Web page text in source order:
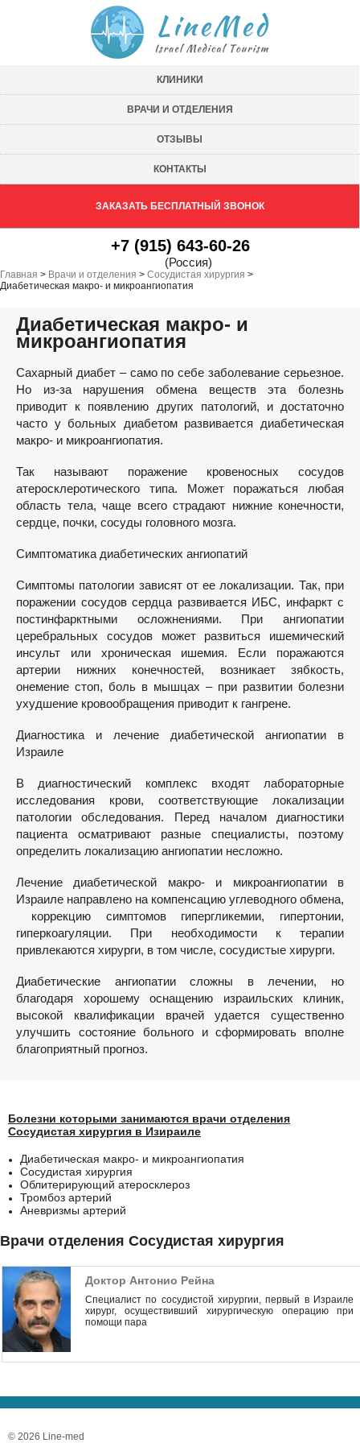
КЛИНИКИ
ВРАЧИ И ОТДЕЛЕНИЯ
ОТЗЫВЫ
КОНТАКТЫ
ЗАКАЗАТЬ БЕСПЛАТНЫЙ ЗВОНОК
+7 (915) 643-60-26
(Россия)
Главная > Врачи и отделения > Сосудистая хирургия >
Диабетическая макро- и микроангиопатия
Диабетическая макро- и
микроангиопатия
Сахарный диабет – само по себе заболевание серьезное.
Но из-за нарушения обмена веществ эта болезнь
приводит к появлению других патологий, и достаточно
часто у больных диабетом развивается диабетическая
макро- и микроангиопатия.
Так называют поражение кровеносных сосудов
атеросклеротического типа. Может поражаться любая
область тела, чаще всего страдают нижние конечности,
сердце, почки, сосуды головного мозга.
Симптоматика диабетических ангиопатий
Симптомы патологии зависят от ее локализации. Так, при
поражении сосудов сердца развивается ИБС, инфаркт с
постинфарктными осложнениями. При ангиопатии
церебральных сосудов может развиться ишемический
инсульт или хроническая ишемия. Если поражаются
артерии нижних конечностей, возникает зябкость,
онемение стоп, боль в мышцах – при развитии болезни
ухудшение кровообращения приводит к гангрене.
Диагностика и лечение диабетической ангиопатии в
Израиле
В диагностический комплекс входят лабораторные
исследования крови, соответствующие локализации
патологии обследования. Перед началом диагностики
пациента осматривают разные специалисты, поэтому
определить локализацию ангиопатии несложно.
Лечение диабетической макро- и микроангиопатии в
Израиле направлено на компенсацию углеводного обмена,
коррекцию симптомов гипергликемии, гипертонии,
гиперкоагуляции. При необходимости к терапии
привлекаются хирурги, в том числе, сосудистые хирурги.
Диабетические ангиопатии сложны в лечении, но
благодаря хорошему оснащению израильских клиник,
высокой квалификации врачей удается существенно
улучшить состояние больного и сформировать вполне
благоприятный прогноз.
Болезни которыми занимаются врачи отделения
Сосудистая хирургия в Изираиле
Диабетическая макро- и микроангиопатия
Сосудистая хирургия
Облитерирующий атеросклероз
Тромбоз артерий
Аневризмы артерий
Врачи отделения Сосудистая хирургия
Доктор Антонио Рейна
Специалист по сосудистой хирургии, первый в Израиле
хирург, осуществивший хирургическую операцию при
помощи пара
© 2026 Line-med